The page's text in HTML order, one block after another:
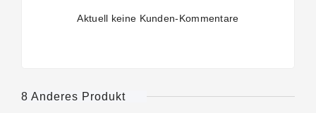
Aktuell keine Kunden-Kommentare
8 Anderes Produkt